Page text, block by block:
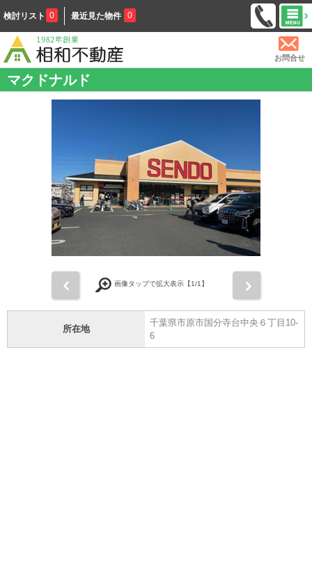
検討リスト 0 最近見た物件 0
お問合せ
マクドナルド
画像タップで拡大表示【1/1】
所在地
千葉県市原市国分寺台中央６丁目10-
6